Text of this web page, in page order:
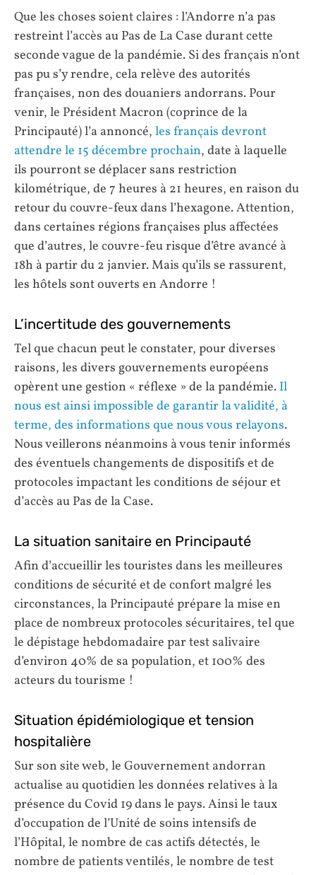
Que les choses soient claires : l’Andorre n’a pas
restreint l’accès au Pas de La Case durant cette
seconde vague de la pandémie. Si des français n’ont
pas pu s’y rendre, cela relève des autorités
françaises, non des douaniers andorrans. Pour
venir, le Président Macron (coprince de la
Principauté) l’a annoncé, les français devront
attendre le 15 décembre prochain, date à laquelle
ils pourront se déplacer sans restriction
kilométrique, de 7 heures à 21 heures, en raison du
retour du couvre-feux dans l’hexagone. Attention,
dans certaines régions françaises plus affectées
que d’autres, le couvre-feu risque d’être avancé à
18h à partir du 2 janvier. Mais qu’ils se rassurent,
les hôtels sont ouverts en Andorre !
L’incertitude des gouvernements
Tel que chacun peut le constater, pour diverses
raisons, les divers gouvernements européens
opèrent une gestion « réflexe » de la pandémie. Il
nous est ainsi impossible de garantir la validité, à
terme, des informations que nous vous relayons.
Nous veillerons néanmoins à vous tenir informés
des éventuels changements de dispositifs et de
protocoles impactant les conditions de séjour et
d’accès au Pas de la Case.
La situation sanitaire en Principauté
Afin d’accueillir les touristes dans les meilleures
conditions de sécurité et de confort malgré les
circonstances, la Principauté prépare la mise en
place de nombreux protocoles sécuritaires, tel que
le dépistage hebdomadaire par test salivaire
d’environ 40% de sa population, et 100% des
acteurs du tourisme !
Situation épidémiologique et tension
hospitalière
Sur son site web, le Gouvernement andorran
actualise au quotidien les données relatives à la
présence du Covid 19 dans le pays. Ainsi le taux
d’occupation de l’Unité de soins intensifs de
l’Hôpital, le nombre de cas actifs détectés, le
nombre de patients ventilés, le nombre de test